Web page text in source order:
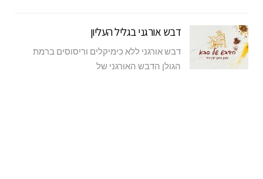
דבש אורגני בגליל העליון
דבש אורגני ללא כימיקלים וריסוסים ברמת
הגולן הדבש האורגני של